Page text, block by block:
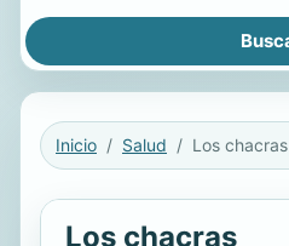
Inicio Salud Los chacras
Los chacras